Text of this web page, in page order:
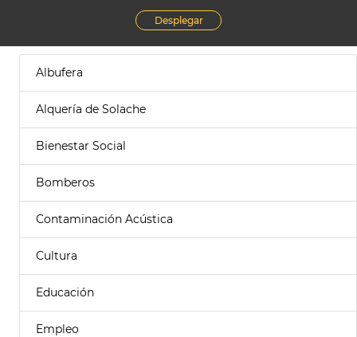
Desplegar
Albufera
Alquería de Solache
Bienestar Social
Bomberos
Contaminación Acústica
Cultura
Educación
Empleo